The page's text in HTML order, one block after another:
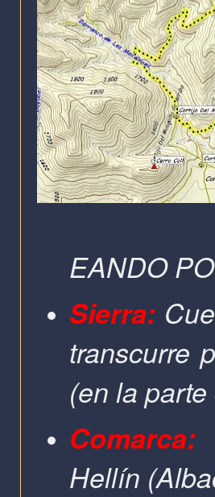
EANDO
Sierra:
transcurre
(en la
Comarca:
Hellín